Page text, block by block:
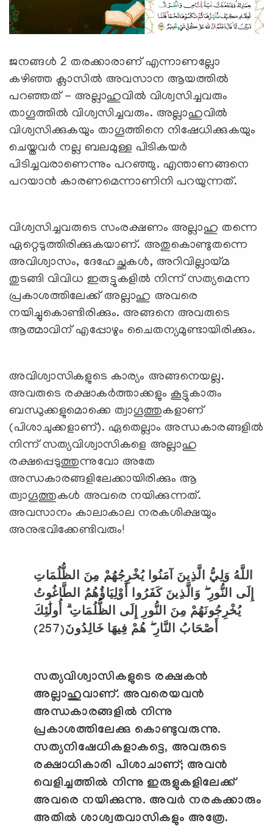
ജനങ്ങള്‍ 2 തരക്കാരാണ് എന്നാണല്ലോ
കഴിഞ്ഞ ക്ലാസില്‍ അവസാന ആയത്തില്‍
പറഞ്ഞത് - അല്ലാഹുവില്‍ വിശ്വസിച്ചവരും
താഗൂത്തില്‍ വിശ്വസിച്ചവരും. അല്ലാഹുവില്‍
വിശ്വസിക്കുകയും താഗൂത്തിനെ നിഷേധിക്കുകയും
ചെയ്തവര്‍ നല്ല ബലമുള്ള പിടികയര്‍
പിടിച്ചവരാണെന്നും പറഞ്ഞു. എന്താണങ്ങനെ
പറയാന്‍ കാരണമെന്നാണിനി പറയുന്നത്.
വിശ്വസിച്ചവരുടെ സംരക്ഷണം അല്ലാഹു തന്നെ
ഏറ്റെടുത്തിരിക്കുകയാണ്. അതുകൊണ്ടുതന്നെ
അവിശ്വാസം, ദേഹേച്ഛകള്‍, അറിവില്ലായ്മ
തുടങ്ങി വിവിധ ഇരുട്ടുകളില്‍ നിന്ന് സത്യമെന്ന
പ്രകാശത്തിലേക്ക് അല്ലാഹു അവരെ
നയിച്ചുകൊണ്ടിരിക്കും. അങ്ങനെ അവരുടെ
ആത്മാവിന് എപ്പോഴും ചൈതന്യമുണ്ടായിരിക്കും.
അവിശ്വാസികളുടെ കാര്യം അങ്ങനെയല്ല.
അവരുടെ രക്ഷാകര്‍ത്താക്കളും കൂട്ടുകാരും
ബന്ധുക്കളുമൊക്കെ ത്വാഗൂത്തുകളാണ്
(പിശാചുക്കളാണ്). ഏതെല്ലാം അന്ധകാരങ്ങളില്‍
നിന്ന് സത്യവിശ്വാസികളെ അല്ലാഹു
രക്ഷപ്പെടുത്തുന്നുവോ അതേ
അന്ധകാരങ്ങളിലേക്കായിരിക്കും ആ
ത്വാഗൂത്തുകള്‍ അവരെ നയിക്കുന്നത്.
അവസാനം കാലാകാല നരകശിക്ഷയും
അനുഭവിക്കേണ്ടിവരും!
اللَّهُ وَلِيُّ الَّذِينَ آمَنُوا يُخْرِجُهُمْ مِنَ الظُّلُمَاتِ
إِلَى النُّورِ ۖ وَالَّذِينَ كَفَرُوا أَوْلِيَاؤُهُمُ الطَّاغُوتُ
يُخْرِجُونَهُمْ مِنَ النُّورِ إِلَى الظُّلُمَاتِ ۗ أُولَٰئِكَ
أَصْحَابُ النَّارِ ۖ هُمْ فِيهَا خَالِدُونَ(257)
സത്യവിശ്വാസികളുടെ രക്ഷകന്‍
അല്ലാഹുവാണ്. അവരെയവന്‍
അന്ധകാരങ്ങളില്‍ നിന്നു
പ്രകാശത്തിലേക്കു കൊണ്ടുവരുന്നു.
സത്യനിഷേധികളാകട്ടെ, അവരുടെ
രക്ഷാധികാരി പിശാചാണ്; അവന്‍
വെളിച്ചത്തില്‍ നിന്നു ഇരുളുകളിലേക്ക്
അവരെ നയിക്കുന്നു. അവര്‍ നരകക്കാരും
അതില്‍ ശാശ്വതവാസികളും അത്രേ.